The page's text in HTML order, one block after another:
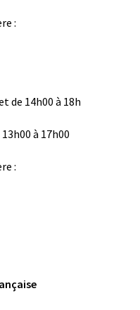
:
de 14h00 à 18h
à 17h00
: